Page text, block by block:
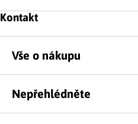
Zápatí
Kontakt
Vše o nákupu
Nepřehlédněte